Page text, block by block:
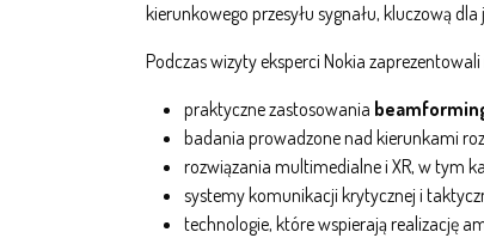
kierunkowego przesyłu sygnału, kluczową
Podczas wizyty eksperci Nokia zaprezentowali
praktyczne zastosowania
badania prowadzone nad kierunkami
rozwiązania multimedialne i XR, w tym
systemy komunikacji krytycznej i
technologie, które wspierają realizację